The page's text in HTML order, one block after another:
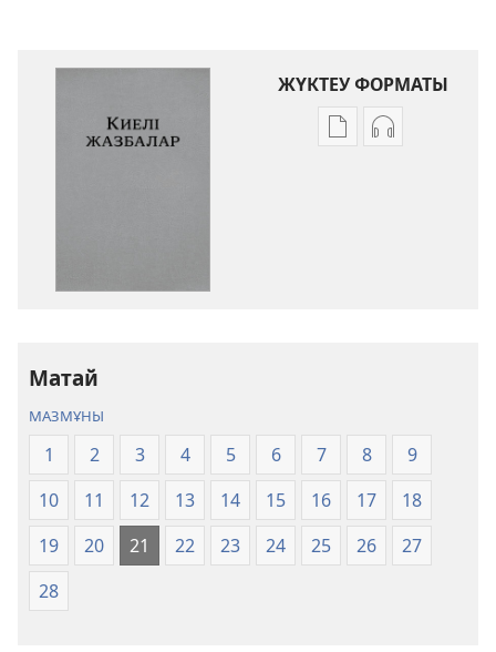
ЖҮКТЕУ ФОРМАТЫ
ӘдебиетАудио
Матай
МАЗМҰНЫ
1 2 3 4 5 6 7 8
9
10
11 12 13 14 15 16 17
18
19
20 21 22 23 24 25 26
27
28